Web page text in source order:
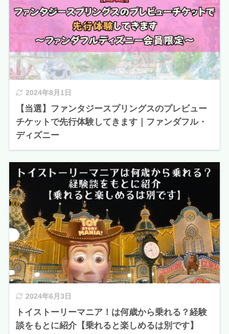
2024年8月1日
【当選】ファンタジースプリングスのプレビュー
チケットで先行体験してきます｜ファンダフル・
ディズニー
2024年6月3日
トイストーリーマニア！は何歳から乗れる？経験
談をもとに紹介【乗れると楽しめるは別です】